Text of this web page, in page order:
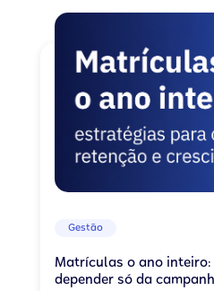
Gestão
Matrículas o ano
depender só da